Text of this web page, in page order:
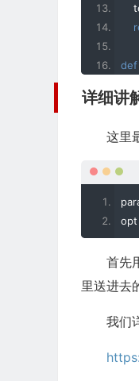
def
详细讲
这里
opt
首先
里送进去
我们